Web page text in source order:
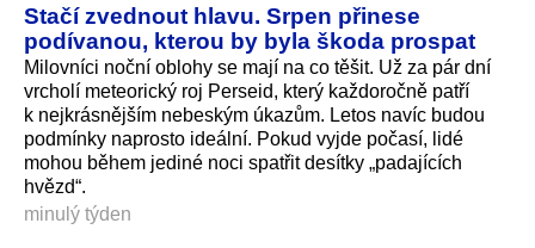
Stačí zvednout hlavu. Srpen přinese
podívanou, kterou by byla škoda prospat
Milovníci noční oblohy se mají na co těšit. Už za pár dní
vrcholí meteorický roj Perseid, který každoročně patří
k nejkrásnějším nebeským úkazům. Letos navíc budou
podmínky naprosto ideální. Pokud vyjde počasí, lidé
mohou během jediné noci spatřit desítky „padajících
hvězd“.
minulý týden